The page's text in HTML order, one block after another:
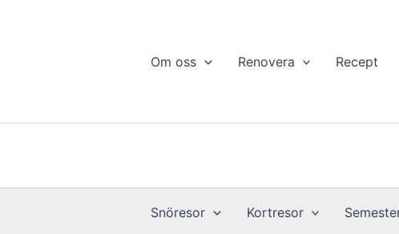
Om oss Renovera Recept
Snöresor Kortresor